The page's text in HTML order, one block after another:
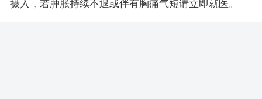
摄入，若肿胀持续不退或伴有胸痛气短请立即就医。